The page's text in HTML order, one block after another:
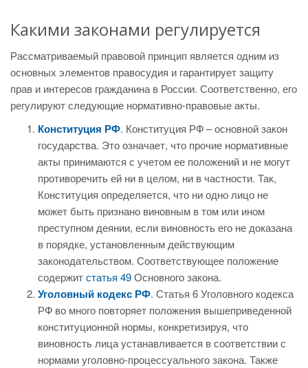
Какими законами регулируется
Рассматриваемый правовой принцип является одним из
основных элементов правосудия и гарантирует защиту
прав и интересов гражданина в России. Соответственно, его
регулируют следующие нормативно-правовые акты.
Конституция РФ. Конституция РФ – основной закон
государства. Это означает, что прочие нормативные
акты принимаются с учетом ее положений и не могут
противоречить ей ни в целом, ни в частности. Так,
Конституция определяется, что ни одно лицо не
может быть признано виновным в том или ином
преступном деянии, если виновность его не доказана
в порядке, установленным действующим
законодательством. Соответствующее положение
содержитстатья 49Основного закона.
Уголовный кодекс РФ. Статья 6 Уголовного кодекса
РФ во много повторяет положения вышеприведенной
конституционной нормы, конкретизируя, что
виновность лица устанавливается в соответствии с
нормами уголовно-процессуального закона. Также